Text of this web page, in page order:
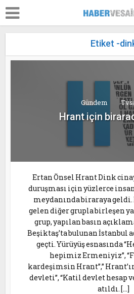
Etiket -
Gündem
Hrant için
Ertan Önsel Hrant Dink
duruşması için yüzlerce
meydanında biraraya geldi.
gelen diğer grupla birleşen
grup, yapılan basın
Beşiktaş’ta bulunan İstanbul
geçti. Yürüyüş esnasında
hepimiz Ermeniyiz”,
kardeşimsin Hrant”,”
devleti”, “Katil devlet hesap
atıldı. […]